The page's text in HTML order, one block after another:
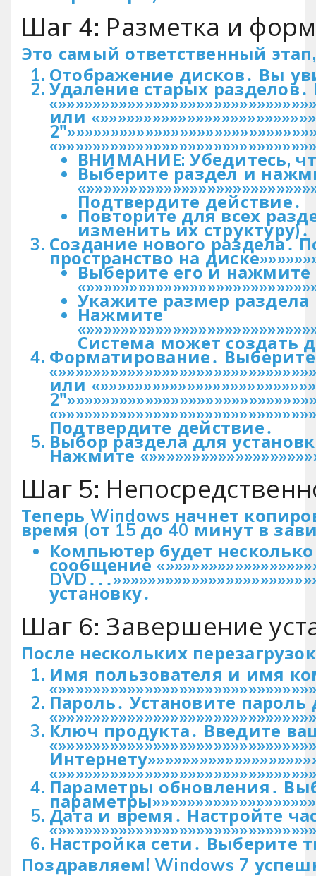
Шаг 4: Разметка и
Это самый ответственный
Отображение дисков․ Вы
Удаление старых
или
ВНИМАНИЕ: Убедитесь,
Выберите раздел и
Подтвердите действие․
Повторите для всех
изменить их структуру)․
Создание нового раздела․
пространство на
Выберите его и нажмите
Укажите размер
Нажмите
Система может создать
Форматирование․
или
Подтвердите действие․
Выбор раздела для
Нажмите
Шаг 5:
Теперь Windows начнет
время (от 15 до 40 минут в
Компьютер будет
сообщение
установку․
Шаг 6: Завершение
После нескольких
Имя пользователя и имя
Пароль․ Установите
Ключ продукта․ Введите
Параметры обновления․
Дата и время․ Настройте
Настройка сети․ Выберите
Поздравляем! Windows 7